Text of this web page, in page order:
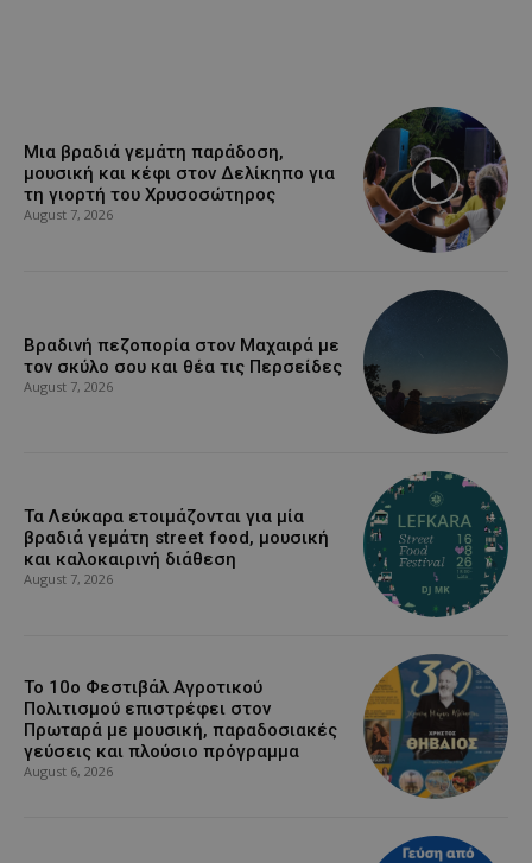
Μια βραδιά γεμάτη παράδοση,
μουσική και κέφι στον Δελίκηπο για
τη γιορτή του Χρυσοσώτηρος
August 7, 2026
Βραδινή πεζοπορία στον Μαχαιρά με
τον σκύλο σου και θέα τις Περσείδες
August 7, 2026
Τα Λεύκαρα ετοιμάζονται για μία
βραδιά γεμάτη street food, μουσική
και καλοκαιρινή διάθεση
August 7, 2026
Το 10ο Φεστιβάλ Αγροτικού
Πολιτισμού επιστρέφει στον
Πρωταρά με μουσική, παραδοσιακές
γεύσεις και πλούσιο πρόγραμμα
August 6, 2026